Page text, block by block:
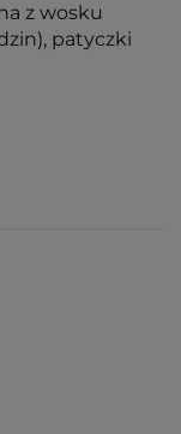
z wosku
patyczki